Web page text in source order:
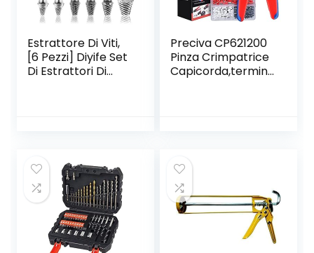
Estrattore Di Viti,
[6 Pezzi] Diyife Set
Di Estrattori Di
Rotto In Acciaio
H.S.S 4341# per
Danneggiati/Spell
Preciva CP621200
Pinza Crimpatrice
Capicorda,termina